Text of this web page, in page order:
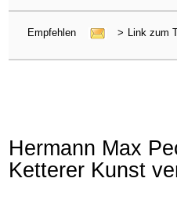
Empfehlen > Link zum
Hermann Max
Ketterer Kunst